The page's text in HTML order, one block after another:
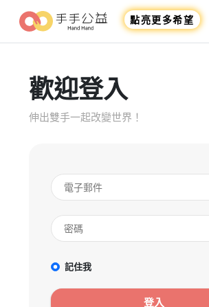
點亮更多希望
歡迎登入
伸出雙手一起改變世界！
記住我